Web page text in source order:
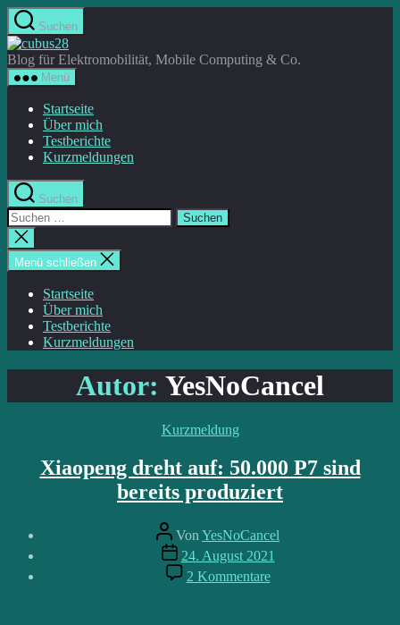
Direkt
zum
Inhalt
wechseln
Suchen
cubus28
Blog für Elektromobilität, Mobile Computing & Co.
Menü
Startseite
Über mich
Testberichte
Kurzmeldungen
Suchen
Suche
nach:
Suche
schließen
Menü schließen
Startseite
Über mich
Testberichte
Kurzmeldungen
Autor: YesNoCancel
Kategorien
Kurzmeldung
Xiaopeng dreht auf: 50.000 P7 sind
bereits produziert
Beitragsautor
Von YesNoCancel
Beitragsdatum
24. August 2021
2 Kommentarezu
Xiaopeng